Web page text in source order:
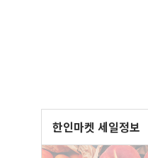
한인마켓 세일정보